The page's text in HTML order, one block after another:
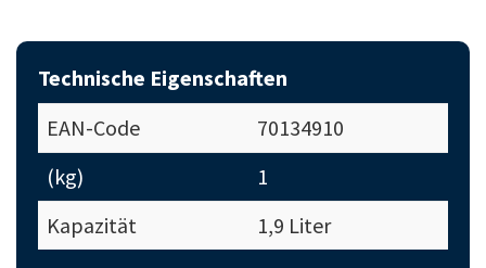
Technische Eigenschaften
EAN-Code
70134910
(kg)
1
Kapazität
1,9 Liter